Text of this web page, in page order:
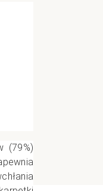
(79%)